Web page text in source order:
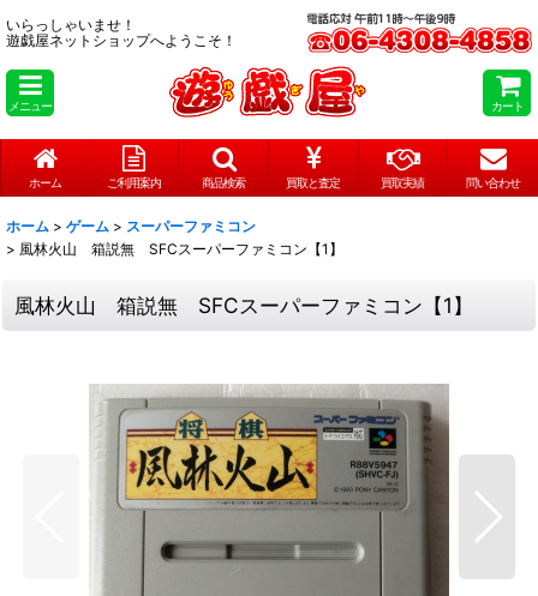
いらっしゃいませ！
遊戯屋ネットショップへようこそ！
メニュー カート
ホーム ご利用案内 商品検索 買取と査定 買取実績 問い合わせ
ホーム > ゲーム > スーパーファミコン
> 風林火山 箱説無 SFCスーパーファミコン【1】
風林火山 箱説無 SFCスーパーファミコン【1】